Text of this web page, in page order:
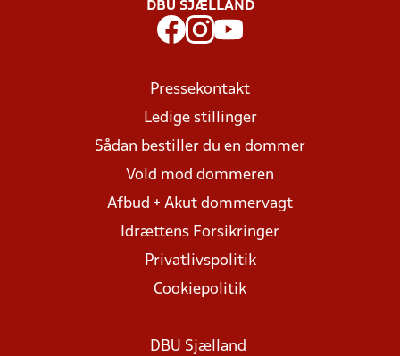
DBU SJÆLLAND
Pressekontakt
Ledige stillinger
Sådan bestiller du en dommer
Vold mod dommeren
Afbud + Akut dommervagt
Idrættens Forsikringer
Privatlivspolitik
Cookiepolitik
DBU Sjælland